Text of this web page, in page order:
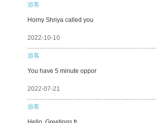
游客
Horny Shriya called you
2022-10-10
游客
You have 5 minute oppor
2022-07-21
游客